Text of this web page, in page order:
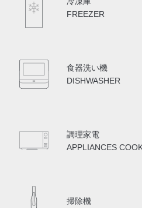
FREEZER
DISHWASHER
食器洗い機
APPLIANCES
調理家電
掃除機